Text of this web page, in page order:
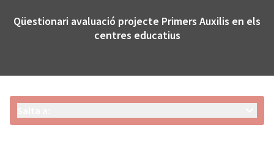
Qüestionari avaluació projecte Primers Auxilis en els
centres educatius